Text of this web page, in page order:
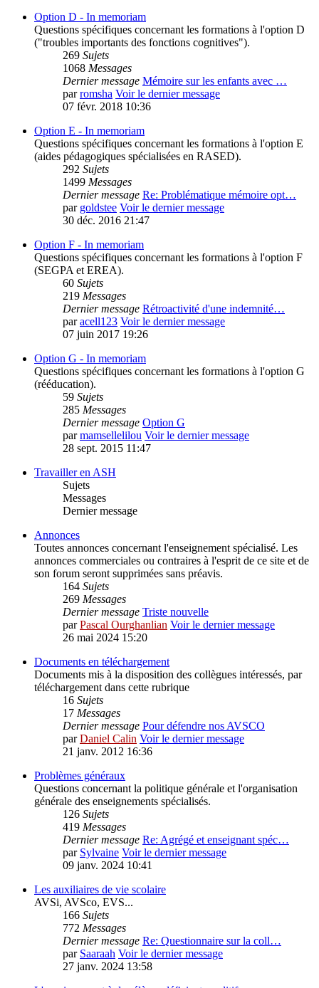
Option D - In memoriam
Questions spécifiques concernant les formations à l'option D
("troubles importants des fonctions cognitives").
269 Sujets
1068 Messages
Dernier message Mémoire sur les enfants avec …
parromsha Voir le dernier message
07 févr. 2018 10:36
Option E - In memoriam
Questions spécifiques concernant les formations à l'option E
(aides pédagogiques spécialisées en RASED).
292 Sujets
1499 Messages
Dernier message Re: Problématique mémoire opt…
par goldstee Voir le dernier message
30 déc. 2016 21:47
Option F - In memoriam
Questions spécifiques concernant les formations à l'option F
(SEGPA et EREA).
60 Sujets
219 Messages
Dernier message Rétroactivité d'une indemnité…
paracell123 Voir le dernier message
07 juin 2017 19:26
Option G - In memoriam
Questions spécifiques concernant les formations à l'option G
(rééducation).
59 Sujets
285 Messages
Dernier message Option G
parmamsellelilou Voir le dernier message
28 sept. 2015 11:47
Travailler en ASH
Sujets
Messages
Dernier message
Annonces
Toutes annonces concernant l'enseignement spécialisé. Les
annonces commerciales ou contraires à l'esprit de ce site et de
son forum seront supprimées sans préavis.
164 Sujets
269 Messages
Dernier message Triste nouvelle
parPascal Ourghanlian Voir le dernier message
26 mai 2024 15:20
Documents en téléchargement
Documents mis à la disposition des collègues intéressés, par
téléchargement dans cette rubrique
16 Sujets
17 Messages
Dernier message Pour défendre nos AVSCO
parDaniel Calin Voir le dernier message
21 janv. 2012 16:36
Problèmes généraux
Questions concernant la politique générale et l'organisation
générale des enseignements spécialisés.
126 Sujets
419 Messages
Dernier message Re: Agrégé et enseignant spéc…
par Sylvaine Voir le dernier message
09 janv. 2024 10:41
Les auxiliaires de vie scolaire
AVSi, AVSco, EVS...
166 Sujets
772 Messages
Dernier message Re: Questionnaire sur la coll…
par Saaraah Voir le dernier message
27 janv. 2024 13:58